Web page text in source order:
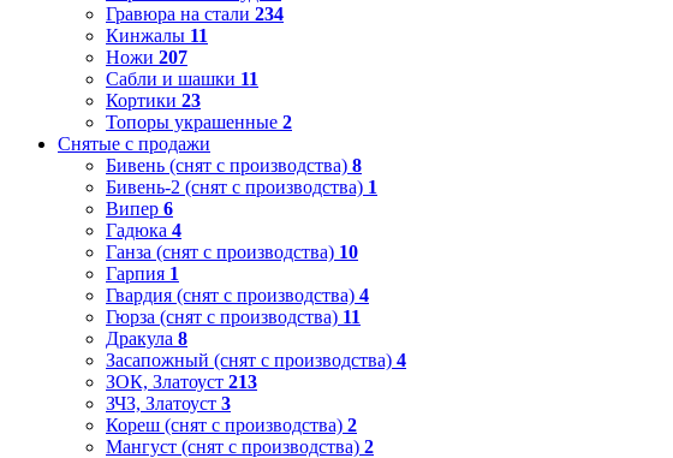
Гравюра на стали 234
Кинжалы 11
Ножи 207
Сабли и шашки 11
Кортики 23
Топоры украшенные 2
Снятые с продажи
Бивень (снят с производства) 8
Бивень-2 (снят с производства) 1
Випер 6
Гадюка 4
Ганза (снят с производства) 10
Гарпия 1
Гвардия (снят с производства) 4
Гюрза (снят с производства) 11
Дракула 8
Засапожный (снят с производства) 4
ЗОК, Златоуст 213
ЗЧЗ, Златоуст 3
Кореш (снят с производства) 2
Мангуст (снят с производства) 2